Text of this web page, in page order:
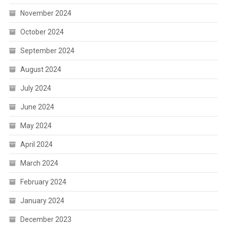
November 2024
October 2024
September 2024
August 2024
July 2024
June 2024
May 2024
April 2024
March 2024
February 2024
January 2024
December 2023